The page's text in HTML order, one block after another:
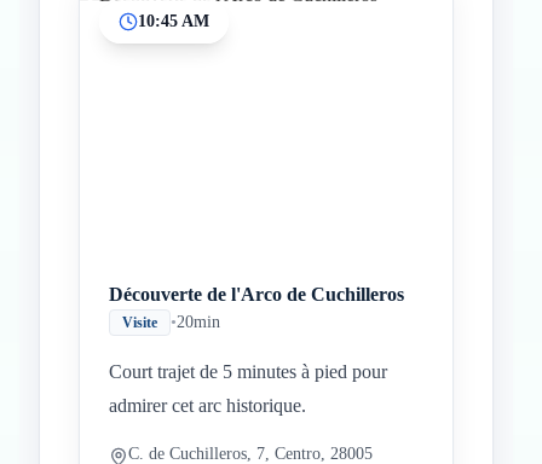
10:45 AM
Découverte de l'Arco de Cuchilleros
Visite •20min
Court trajet de 5 minutes à pied pour
admirer cet arc historique.
C. de Cuchilleros, 7, Centro, 28005